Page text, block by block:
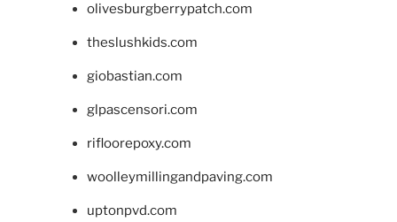
olivesburgberrypatch.com
theslushkids.com
giobastian.com
glpascensori.com
rifloorepoxy.com
woolleymillingandpaving.com
uptonpvd.com